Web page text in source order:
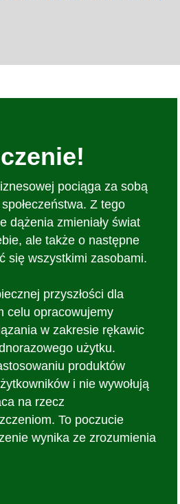
pociąga za sobą
Z tego
dążenia zmieniały świat
ale także o następne
się wszystkimi zasobami.
przyszłości dla
celu opracowujemy
w zakresie rękawic
użytku.
produktów
i nie wywołują
na rzecz
To poczucie
wynika ze zrozumienia